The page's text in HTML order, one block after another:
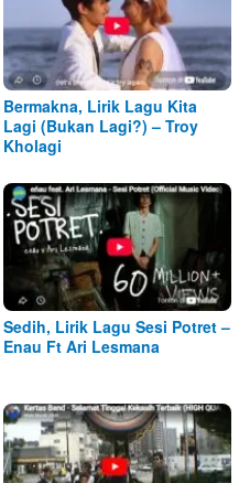
Bermakna, Lirik Lagu Kita
Lagi (Bukan Lagi?) – Troy
Kholagi
Sedih, Lirik Lagu Sesi Potret –
Enau Ft Ari Lesmana